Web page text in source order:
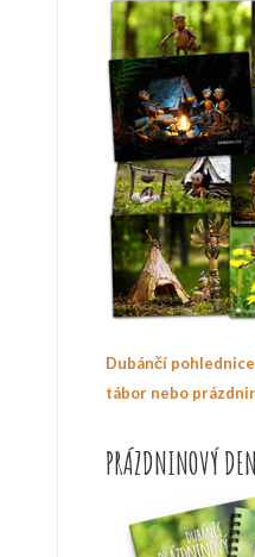
Dubánčí
tábor nebo
PRÁZDNINOVÝ